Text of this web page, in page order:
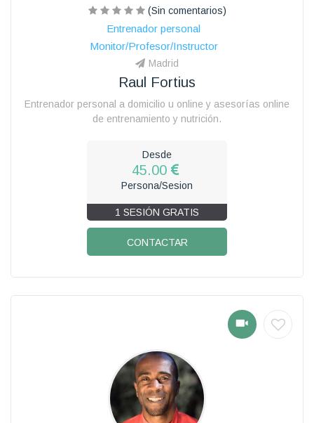
(Sin comentarios)
Entrenador personal
Monitor/Profesor/Instructor
Madrid
Raul Fortius
Entrenador personal a domicilio u online y asesorías online
de entrenamiento y nutrición.
Desde
45.00
Persona/Sesion
1 SESIÓN GRATIS
CONTACTAR